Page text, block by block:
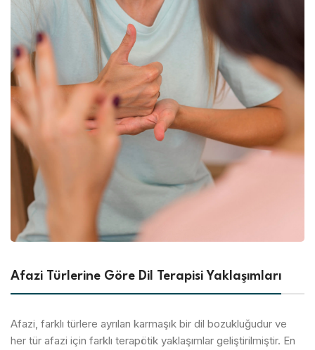
Afazi Türlerine Göre Dil Terapisi Yaklaşımları
Afazi, farklı türlere ayrılan karmaşık bir dil bozukluğudur ve
her tür afazi için farklı terapötik yaklaşımlar geliştirilmiştir. En